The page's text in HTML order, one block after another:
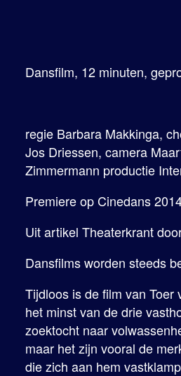
Dansfilm, 12 minuten,
regie Barbara Makkinga,
Jos Driessen, camera
Zimmermann productie
Premiere op Cinedans
Uit artikel Theaterkrant
Dansfilms worden steeds
Tijdloos is de film van
het minst van de drie
zoektocht naar
maar het zijn vooral de
die zich aan hem